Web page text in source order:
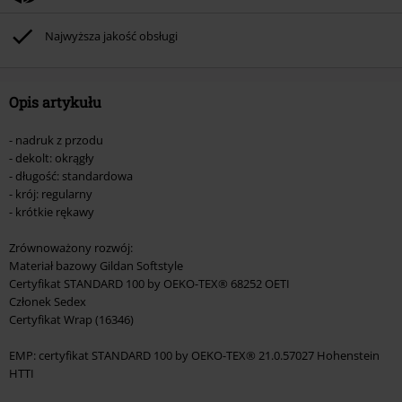
Rammstein, (Till) Lindemann, Böhse Onkelz, Broilers, Die Ärzte, Die Toten
Hosen, Metality oraz artykułów z donacją w cenie.
Najwyższa jakość obsługi
Opis artykułu
- nadruk z przodu
- dekolt: okrągły
- długość: standardowa
- krój: regularny
- krótkie rękawy
Zrównoważony rozwój:
Materiał bazowy Gildan Softstyle
Certyfikat STANDARD 100 by OEKO-TEX® 68252 OETI
Członek Sedex
Certyfikat Wrap (16346)
EMP: certyfikat STANDARD 100 by OEKO-TEX® 21.0.57027 Hohenstein
HTTI